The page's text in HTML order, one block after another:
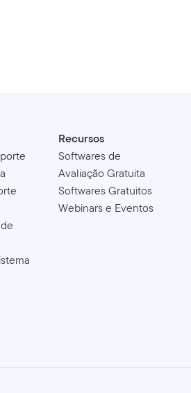
Recursos
Softwares de
Avaliação Gratuita
Softwares Gratuitos
Webinars e Eventos